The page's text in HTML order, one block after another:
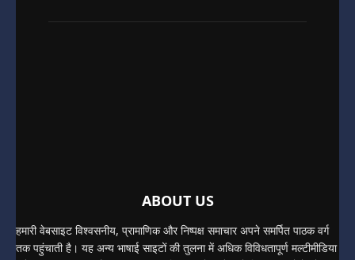
ABOUT US
हमारी वेबसाइट विश्वसनीय, प्रामाणिक और निष्पक्ष समाचार अपने समर्पित पाठक वर्ग
तक पहुंचाती है। यह अन्य भाषाई साइटों की तुलना में अधिक विविधतापूर्ण मल्टीमीडिया